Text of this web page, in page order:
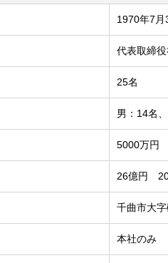
1970年7月
代表取締
25名
男：14名
5000万円
26億円
千曲市大
本社のみ